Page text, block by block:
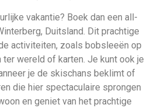
vakantie? Boek dan een all-
Duitsland. Dit prachtige
activiteiten, zoals bobsleeën op
wereld of karten. Je kunt ook je
je de skischans beklimt of
die hier spectaculaire sprongen
en geniet van het prachtige